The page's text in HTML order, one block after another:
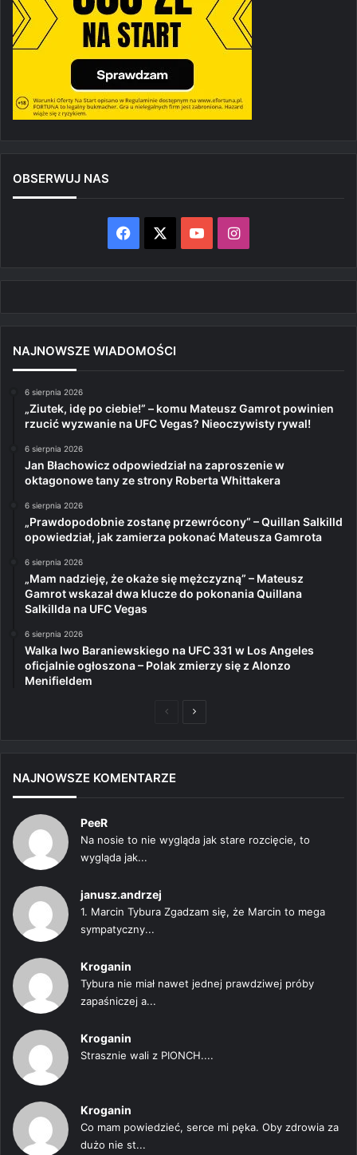
OBSERWUJ NAS
Facebook YouTubeInstagram
NAJNOWSZE WIADOMOŚCI
6 sierpnia 2026
„Ziutek, idę po ciebie!” – komu Mateusz Gamrot powinien
rzucić wyzwanie na UFC Vegas? Nieoczywisty rywal!
6 sierpnia 2026
Jan Błachowicz odpowiedział na zaproszenie w
oktagonowe tany ze strony Roberta Whittakera
6 sierpnia 2026
„Prawdopodobnie zostanę przewrócony” – Quillan Salkilld
opowiedział, jak zamierza pokonać Mateusza Gamrota
6 sierpnia 2026
„Mam nadzieję, że okaże się mężczyzną” – Mateusz
Gamrot wskazał dwa klucze do pokonania Quillana
Salkillda na UFC Vegas
6 sierpnia 2026
Walka Iwo Baraniewskiego na UFC 331 w Los Angeles
oficjalnie ogłoszona – Polak zmierzy się z Alonzo
Menifieldem
PoprzedniaNastępna
NAJNOWSZE KOMENTARZE
PeeR
Na nosie to nie wygląda jak stare rozcięcie, to
wygląda jak...
janusz.andrzej
1. Marcin Tybura Zgadzam się, że Marcin to mega
sympatyczny...
Kroganin
Tybura nie miał nawet jednej prawdziwej próby
zapaśniczej a...
Kroganin
Strasznie wali z PIONCH....
Kroganin
Co mam powiedzieć, serce mi pęka. Oby zdrowia za
dużo nie st...